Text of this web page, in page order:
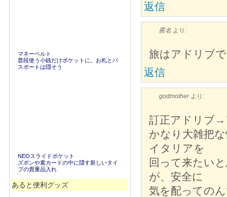
返信
匿名 より:
旅はアドリブ
返信
godmother より:
訂正アドリブ
かなり大雑把
イタリアを
回って来たい
が、安全に
気を配っての
マネーベルト
普段使う小銭だけポケットに。お札とパ
スポートは隠そう
NEOスライドポケット
ズボンや素カードの中に隠す新しいタイ
プの貴重品入れ
あると便利グッズ